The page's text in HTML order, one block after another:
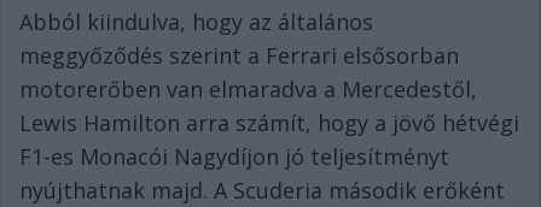
Abból kiindulva, hogy az általános
meggyőződés szerint a Ferrari elsősorban
motorerőben van elmaradva a Mercedestől,
Lewis Hamilton arra számít, hogy a jövő hétvégi
F1-es Monacói Nagydíjon jó teljesítményt
nyújthatnak majd. A Scuderia második erőként